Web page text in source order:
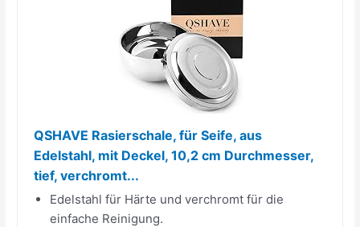
QSHAVE Rasierschale, für Seife, aus
Edelstahl, mit Deckel, 10,2 cm Durchmesser,
tief, verchromt...
Edelstahl für Härte und verchromt für die
einfache Reinigung.